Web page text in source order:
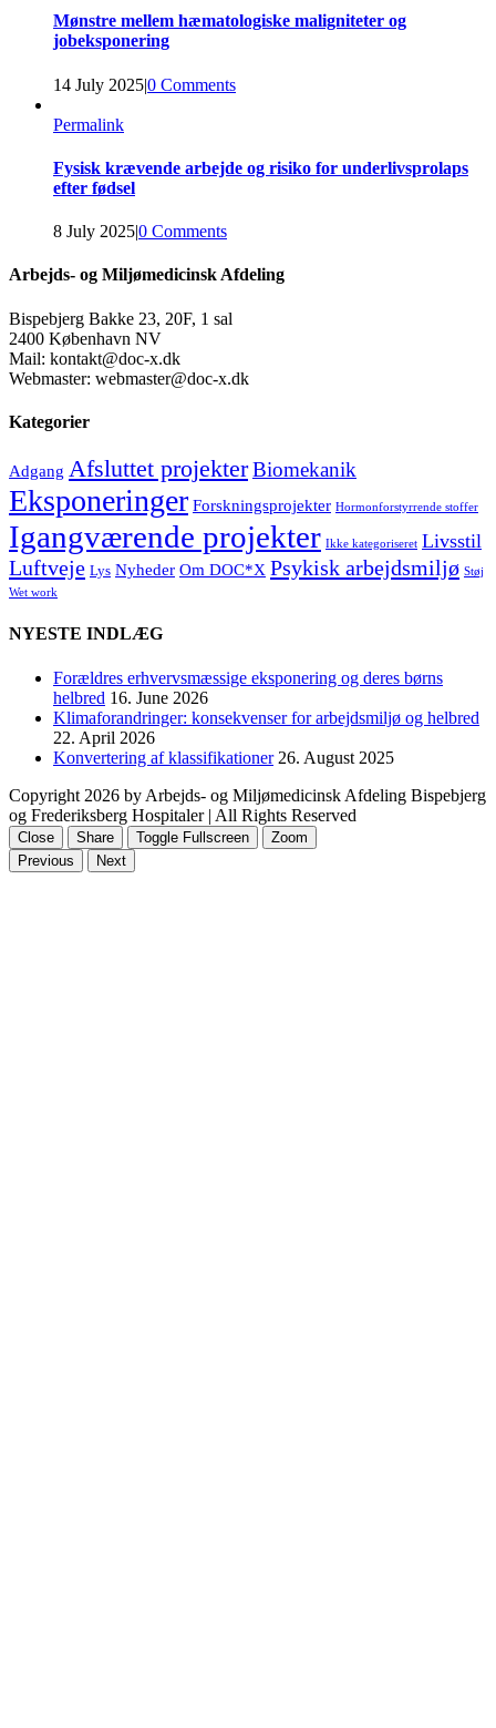
Mønstre mellem hæmatologiske maligniteter og
jobeksponering
14 July 2025|0 Comments
Permalink
Fysisk krævende arbejde og risiko for underlivsprolaps
efter fødsel
8 July 2025|0 Comments
Arbejds- og Miljømedicinsk Afdeling
Bispebjerg Bakke 23, 20F, 1 sal
2400 København NV
Mail: kontakt@doc-x.dk
Webmaster: webmaster@doc-x.dk
Kategorier
Adgang Afsluttet projekterBiomekanik
Eksponeringer Forskningsprojekter Hormonforstyrrende stoffer
Igangværende projekter Ikke kategoriseret Livsstil
Luftveje Lys Nyheder Om DOC*X Psykisk arbejdsmiljø Støj
Wet work
NYESTE INDLÆG
Forældres erhvervsmæssige eksponering og deres børns
helbred 16. June 2026
Klimaforandringer: konsekvenser for arbejdsmiljø og helbred
22. April 2026
Konvertering af klassifikationer 26. August 2025
Copyright 2026 by Arbejds- og Miljømedicinsk Afdeling Bispebjerg
og Frederiksberg Hospitaler | All Rights Reserved
Close Share Toggle Fullscreen
Zoom
Previous
Next